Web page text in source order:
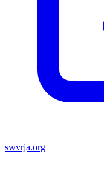
swvrja.org